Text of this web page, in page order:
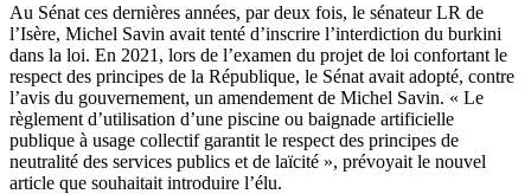
Au Sénat ces dernières années, par deux fois, le sénateur LR de
l’Isère, Michel Savin avait tenté d’inscrire l’interdiction du burkini
dans la loi. En 2021, lors de l’examen du projet de loi confortant le
respect des principes de la République, le Sénat avait adopté, contre
l’avis du gouvernement, un amendement de Michel Savin. « Le
règlement d’utilisation d’une piscine ou baignade artificielle
publique à usage collectif garantit le respect des principes de
neutralité des services publics et de laïcité », prévoyait le nouvel
article que souhaitait introduire l’élu.